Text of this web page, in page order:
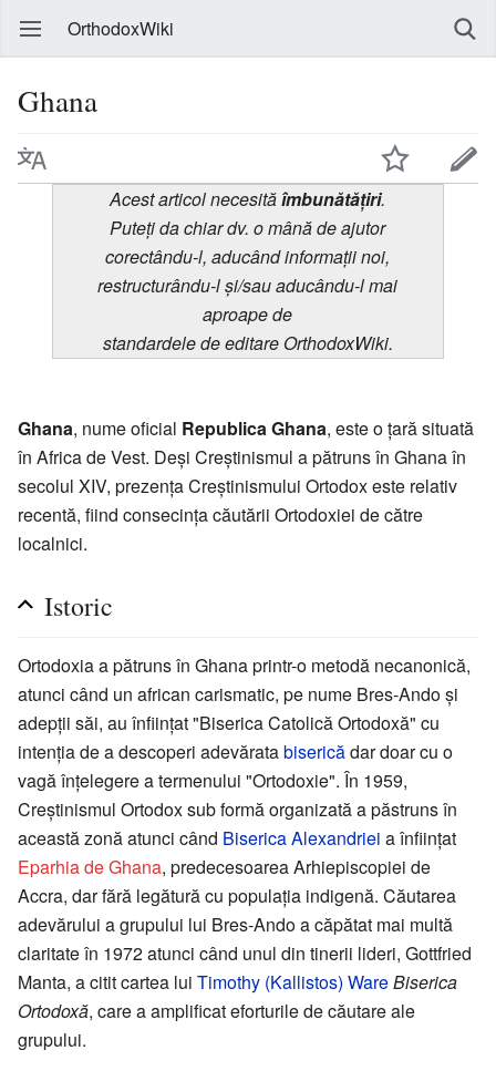
OrthodoxWiki
Ghana
Acest articol necesităîmbunătățiri.
Puteți da chiar dv. o mână de ajutor
corectându-l, aducând informații noi,
restructurându-l și/sau aducându-l mai
aproape de
standardele de editare OrthodoxWiki.
Ghana, nume oficial Republica Ghana, este o țară situată
în Africa de Vest. Deși Creștinismul a pătruns în Ghana în
secolul XIV, prezența Creștinismului Ortodox este relativ
recentă, fiind consecința căutării Ortodoxiei de către
localnici.
Istoric
Ortodoxia a pătruns în Ghana printr-o metodă necanonică,
atunci când un african carismatic, pe nume Bres-Ando și
adepții săi, au înființat "Biserica Catolică Ortodoxă" cu
intenția de a descoperi adevăratabisericădar doar cu o
vagă înțelegere a termenului "Ortodoxie". În 1959,
Creștinismul Ortodox sub formă organizată a păstruns în
această zonă atunci când Biserica Alexandriei a înființat
Eparhia de Ghana, predecesoarea Arhiepiscopiei de
Accra, dar fără legătură cu populația indigenă. Căutarea
adevărului a grupului lui Bres-Ando a căpătat mai multă
claritate în 1972 atunci când unul din tinerii lideri, Gottfried
Manta, a citit cartea lui Timothy (Kallistos) WareBiserica
Ortodoxă, care a amplificat eforturile de căutare ale
grupului.